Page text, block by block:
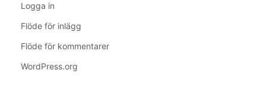
Logga in
Flöde för inlägg
Flöde för kommentarer
WordPress.org